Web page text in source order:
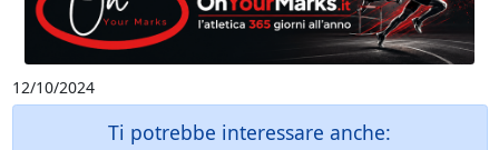
12/10/2024
Ti potrebbe interessare anche: